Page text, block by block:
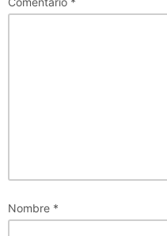
Nombre *